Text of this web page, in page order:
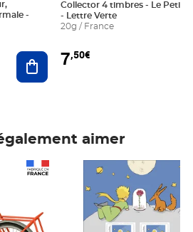
Ajouter au panier
Collector 4 timbres - Le Petit
- Lettre Verte
20g / France
7,50€
aimer
Prix 7,50€